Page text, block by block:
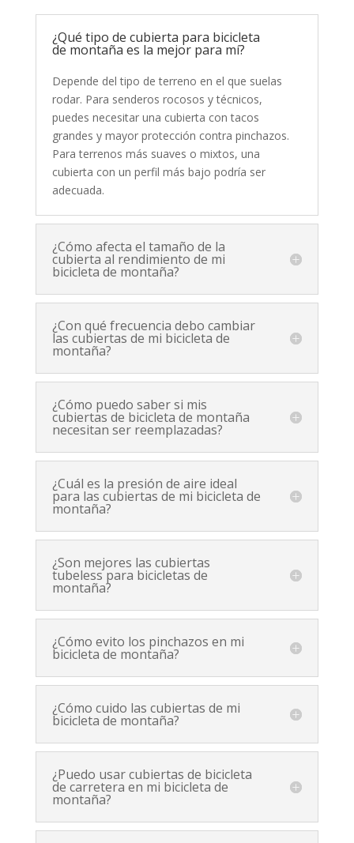
¿Qué tipo de cubierta para bicicleta
de montaña es la mejor para mí?
Depende del tipo de terreno en el que suelas
rodar. Para senderos rocosos y técnicos,
puedes necesitar una cubierta con tacos
grandes y mayor protección contra pinchazos.
Para terrenos más suaves o mixtos, una
cubierta con un perfil más bajo podría ser
adecuada.
¿Cómo afecta el tamaño de la
cubierta al rendimiento de mi
bicicleta de montaña?
¿Con qué frecuencia debo cambiar
las cubiertas de mi bicicleta de
montaña?
¿Cómo puedo saber si mis
cubiertas de bicicleta de montaña
necesitan ser reemplazadas?
¿Cuál es la presión de aire ideal
para las cubiertas de mi bicicleta de
montaña?
¿Son mejores las cubiertas
tubeless para bicicletas de
montaña?
¿Cómo evito los pinchazos en mi
bicicleta de montaña?
¿Cómo cuido las cubiertas de mi
bicicleta de montaña?
¿Puedo usar cubiertas de bicicleta
de carretera en mi bicicleta de
montaña?